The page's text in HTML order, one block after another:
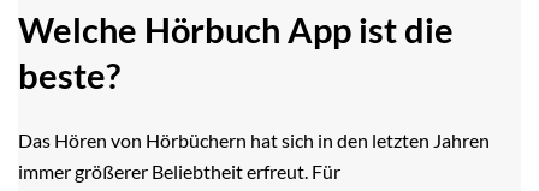
Welche Hörbuch App ist die
beste?
Das Hören von Hörbüchern hat sich in den letzten Jahren
immer größerer Beliebtheit erfreut. Für